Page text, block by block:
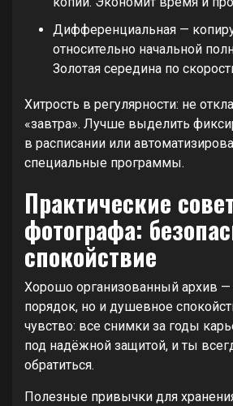
Дифференциальная —
относительно начальной
Золотая середина по
Хитрость в регулярности: не
«завтра». Лучше выделить
в расписании или
специальные программы.
Практические
фотографа:
спокойствие
Хорошо организованный архив —
порядок, но и душевное
чувство: все снимки за годы
под надёжной защитой, и ты
обратиться.
Полезные привычки для